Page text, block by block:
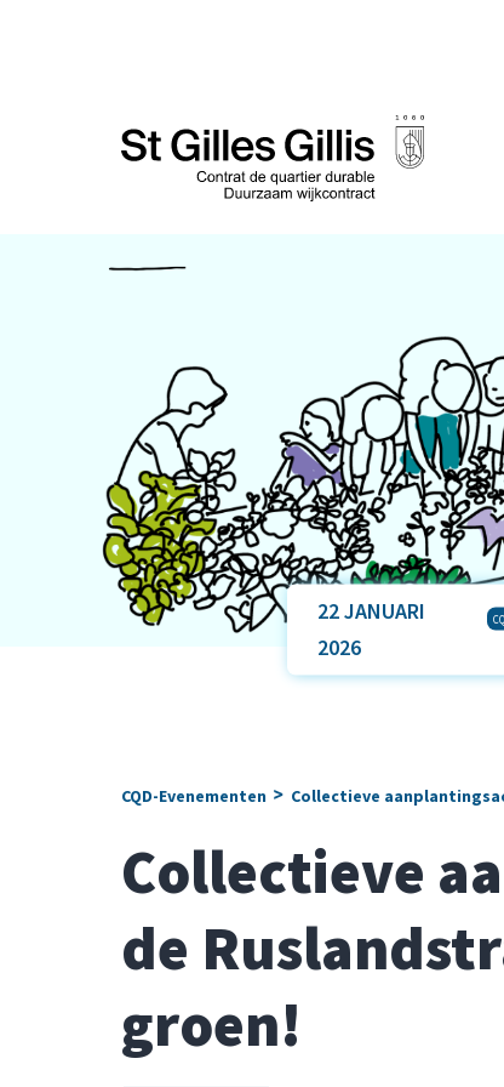
22 JANUARI
2026
CQD-Evenementen > Collectieve
Collectieve
de
groen!